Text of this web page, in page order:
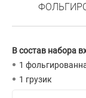
В состав набора
1
1 грузик